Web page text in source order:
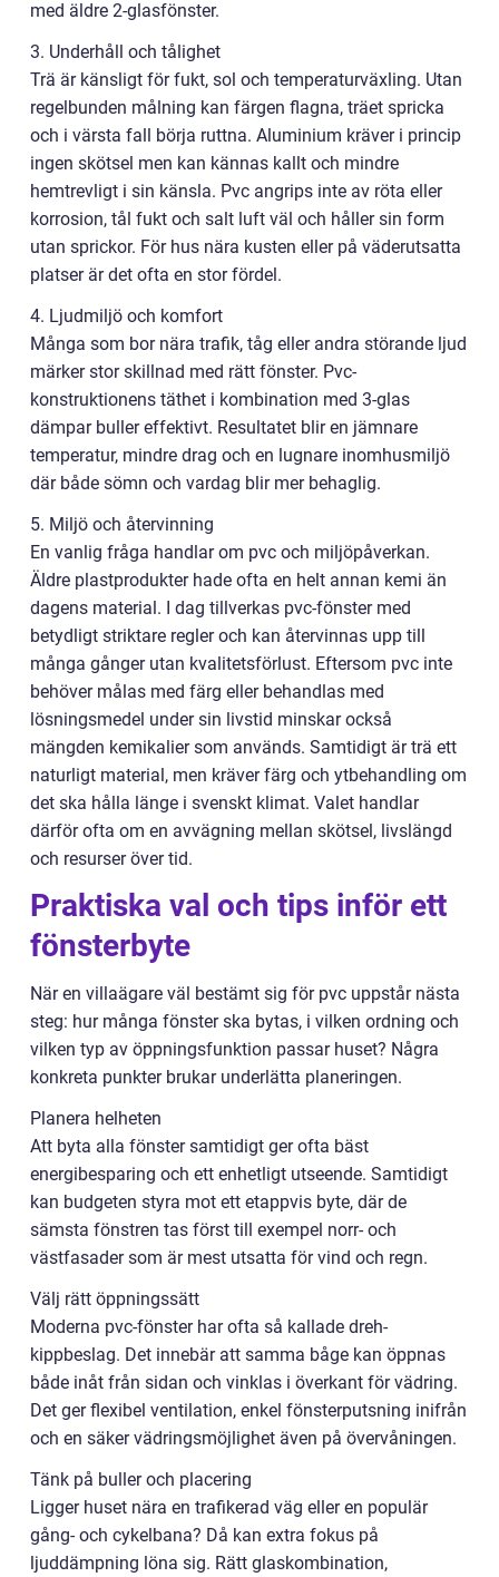
med äldre 2-glasfönster.
3. Underhåll och tålighet
Trä är känsligt för fukt, sol och temperaturväxling. Utan
regelbunden målning kan färgen flagna, träet spricka
och i värsta fall börja ruttna. Aluminium kräver i princip
ingen skötsel men kan kännas kallt och mindre
hemtrevligt i sin känsla. Pvc angrips inte av röta eller
korrosion, tål fukt och salt luft väl och håller sin form
utan sprickor. För hus nära kusten eller på väderutsatta
platser är det ofta en stor fördel.
4. Ljudmiljö och komfort
Många som bor nära trafik, tåg eller andra störande ljud
märker stor skillnad med rätt fönster. Pvc-
konstruktionens täthet i kombination med 3-glas
dämpar buller effektivt. Resultatet blir en jämnare
temperatur, mindre drag och en lugnare inomhusmiljö
där både sömn och vardag blir mer behaglig.
5. Miljö och återvinning
En vanlig fråga handlar om pvc och miljöpåverkan.
Äldre plastprodukter hade ofta en helt annan kemi än
dagens material. I dag tillverkas pvc-fönster med
betydligt striktare regler och kan återvinnas upp till
många gånger utan kvalitetsförlust. Eftersom pvc inte
behöver målas med färg eller behandlas med
lösningsmedel under sin livstid minskar också
mängden kemikalier som används. Samtidigt är trä ett
naturligt material, men kräver färg och ytbehandling om
det ska hålla länge i svenskt klimat. Valet handlar
därför ofta om en avvägning mellan skötsel, livslängd
och resurser över tid.
Praktiska val och tips inför ett
fönsterbyte
När en villaägare väl bestämt sig för pvc uppstår nästa
steg: hur många fönster ska bytas, i vilken ordning och
vilken typ av öppningsfunktion passar huset? Några
konkreta punkter brukar underlätta planeringen.
Planera helheten
Att byta alla fönster samtidigt ger ofta bäst
energibesparing och ett enhetligt utseende. Samtidigt
kan budgeten styra mot ett etappvis byte, där de
sämsta fönstren tas först till exempel norr- och
västfasader som är mest utsatta för vind och regn.
Välj rätt öppningssätt
Moderna pvc-fönster har ofta så kallade dreh-
kippbeslag. Det innebär att samma båge kan öppnas
både inåt från sidan och vinklas i överkant för vädring.
Det ger flexibel ventilation, enkel fönsterputsning inifrån
och en säker vädringsmöjlighet även på övervåningen.
Tänk på buller och placering
Ligger huset nära en trafikerad väg eller en populär
gång- och cykelbana? Då kan extra fokus på
ljuddämpning löna sig. Rätt glaskombination,